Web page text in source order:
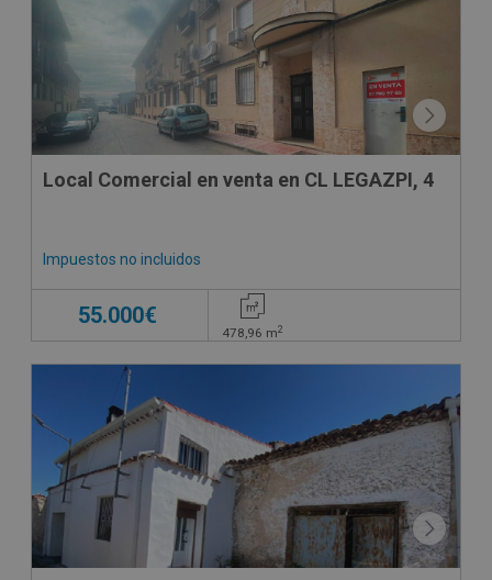
Local Comercial en venta en CL LEGAZPI, 4
Impuestos no incluidos
55.000€
478,96 m2
CONDICIONES ESPECIALES